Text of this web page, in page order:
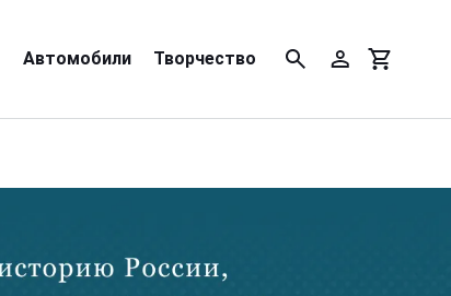
Автомобили Творчество